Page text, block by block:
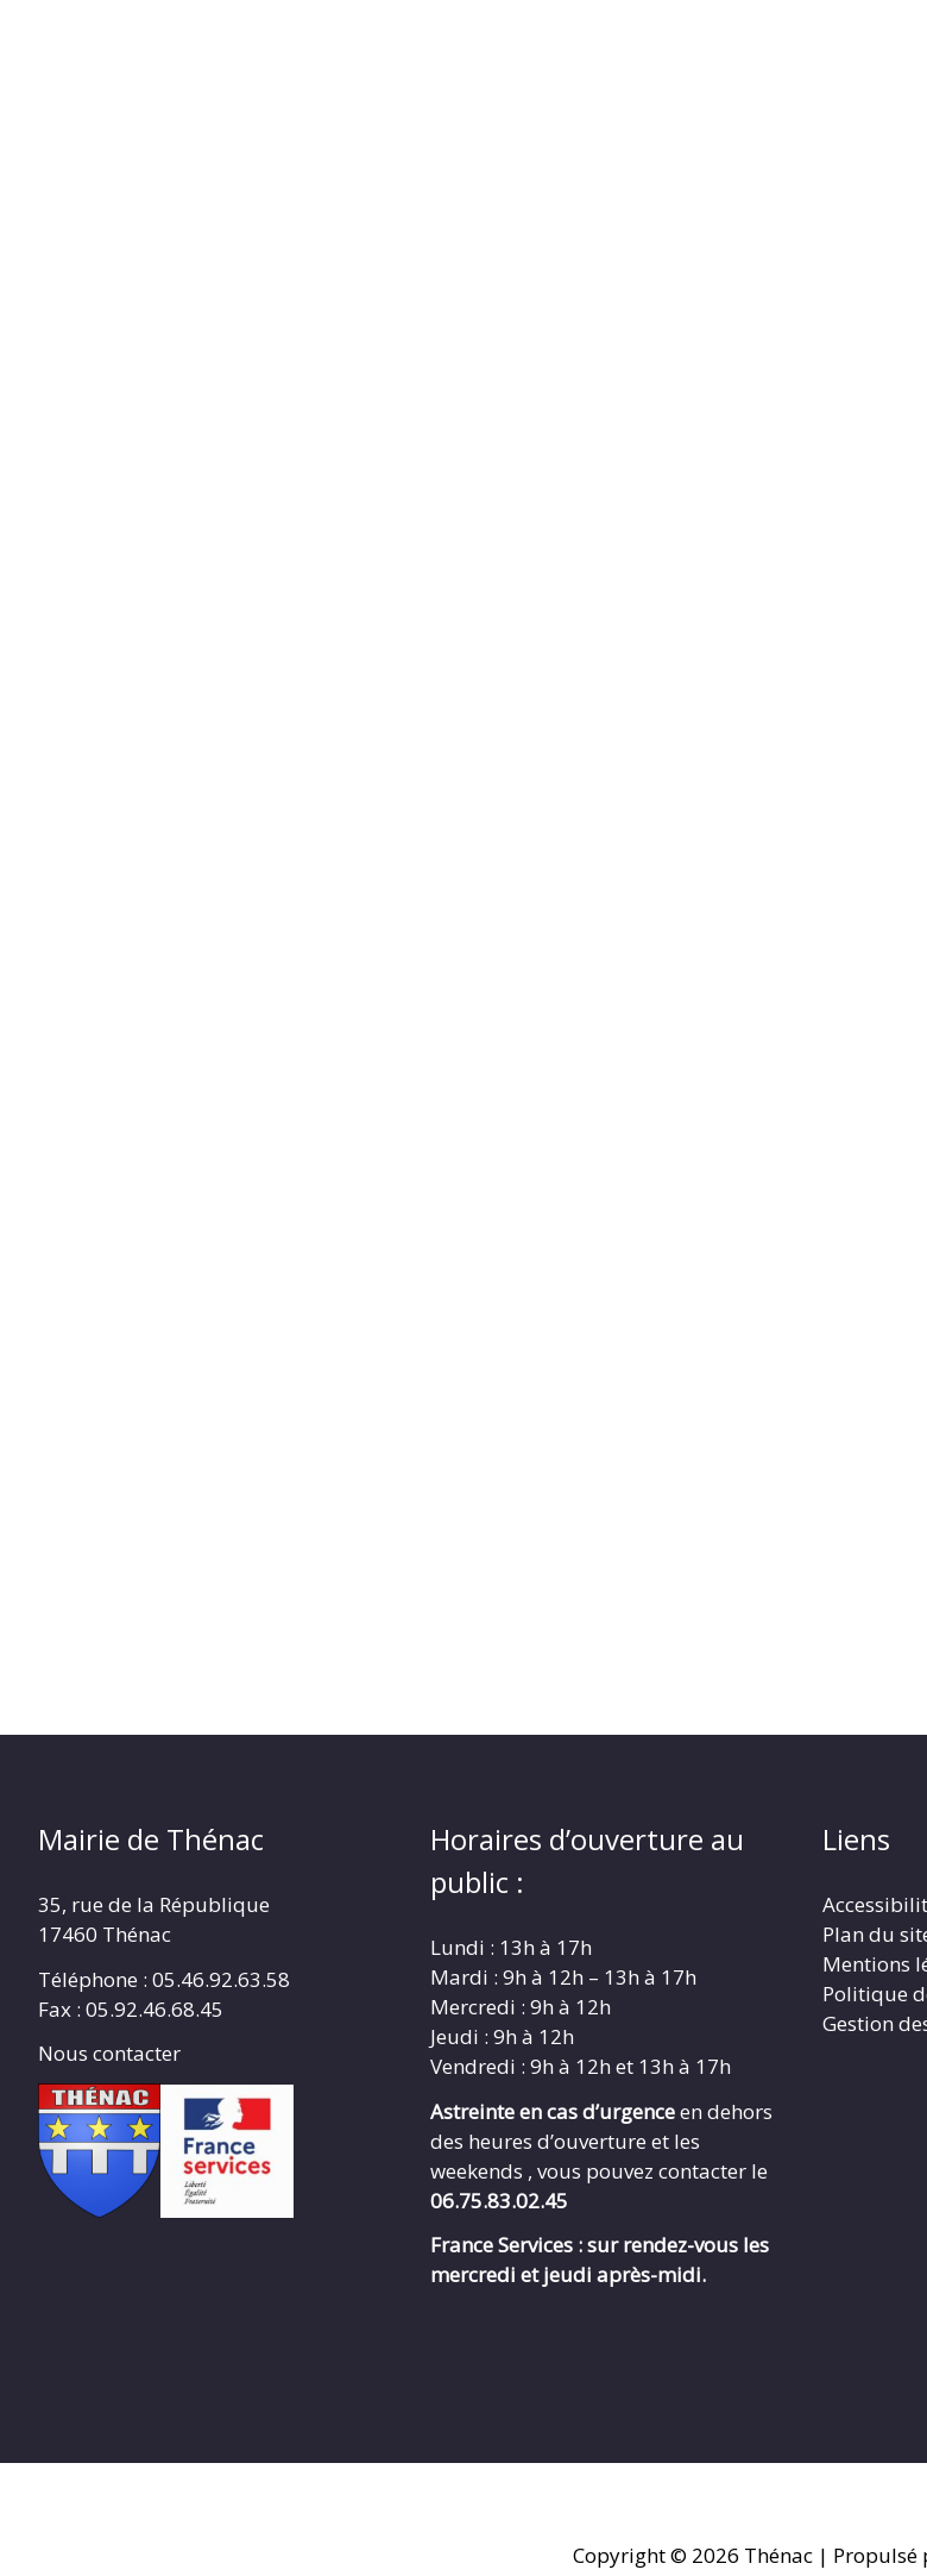
Mairie de Thénac
35, rue de la République
17460 Thénac
Téléphone : 05.46.92.63.58
Fax : 05.92.46.68.45
Nous contacter
Horaires d’ouverture au
public :
Lundi : 13h à 17h
Mardi : 9h à 12h – 13h à 17h
Mercredi : 9h à 12h
Jeudi : 9h à 12h
Vendredi : 9h à 12h et 13h à 17h
Astreinte en cas d’urgenceen dehors
des heures d’ouverture et les
weekends , vous pouvez contacter le
06.75.83.02.45
France Services : sur rendez-vous les
mercredi et jeudi après-midi.
Liens
Plan du
Mentions
Politique
Gestion
Copyright © 2026 Thénac| Propulsé